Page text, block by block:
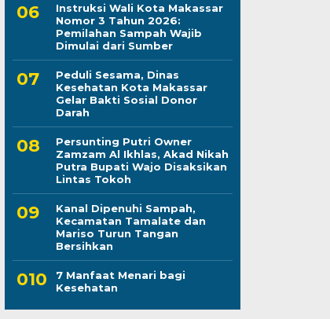
Instruksi Wali Kota Makassar
Nomor 3 Tahun 2026:
Pemilahan Sampah Wajib
Dimulai dari Sumber
Peduli Sesama, Dinas
Kesehatan Kota Makassar
Gelar Bakti Sosial Donor
Darah
Persunting Putri Owner
Zamzam Al Ikhlas, Akad Nikah
Putra Bupati Wajo Disaksikan
Lintas Tokoh
Kanal Dipenuhi Sampah,
Kecamatan Tamalate dan
Mariso Turun Tangan
Bersihkan
7 Manfaat Menari bagi
Kesehatan